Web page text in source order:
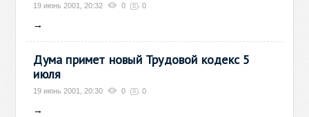
19 июнь 2001, 20:32 0 0
→
Дума примет новый Трудовой кодекс 5
июля
19 июнь 2001, 20:30 0 0
→